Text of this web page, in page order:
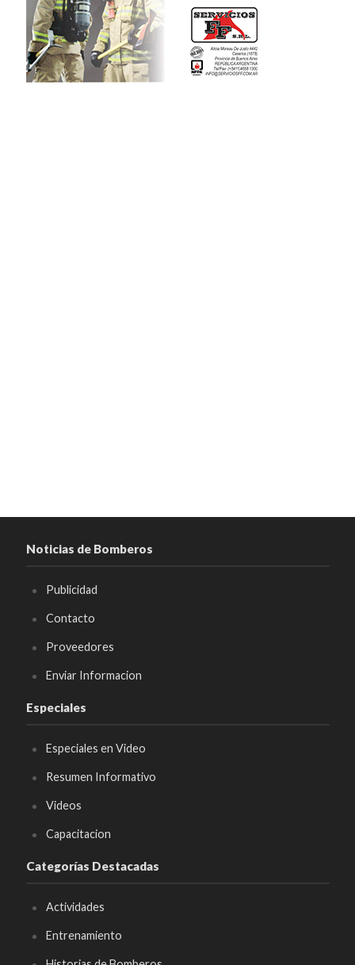
Noticias de Bomberos
Publicidad
Contacto
Proveedores
Enviar Informacion
Especiales
Especiales en Video
Resumen Informativo
Videos
Capacitacion
Categorías Destacadas
Actividades
Entrenamiento